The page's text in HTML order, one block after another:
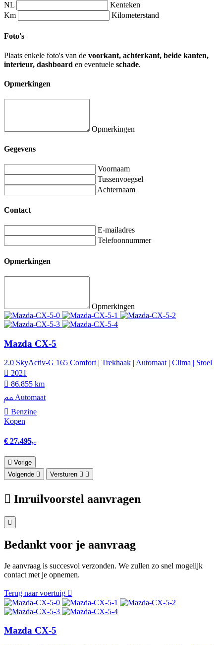
NL
Kenteken
Km
Kilometerstand
Foto's
Plaats enkele foto's van de voorkant, achterkant, beide kanten,
interieur, dashboard en eventuele schade.
Opmerkingen
Opmerkingen
Gegevens
Voornaam
Tussenvoegsel
Achternaam
Contact
E-mailadres
Telefoonnummer
Opmerkingen
Opmerkingen
Mazda CX-5
2.0 SkyActiv-G 165 Comfort | Trekhaak | Automaat | Clima | Stoel
2021
86.855 km
Automaat
Benzine
Kopen
€ 27.495,-
Vorige
Volgende
Versturen
Inruilvoorstel aanvragen
Bedankt voor je aanvraag
Je aanvraag is succesvol verzonden. We zullen zo snel mogelijk
contact met je opnemen.
Terug naar voertuig
Mazda CX-5